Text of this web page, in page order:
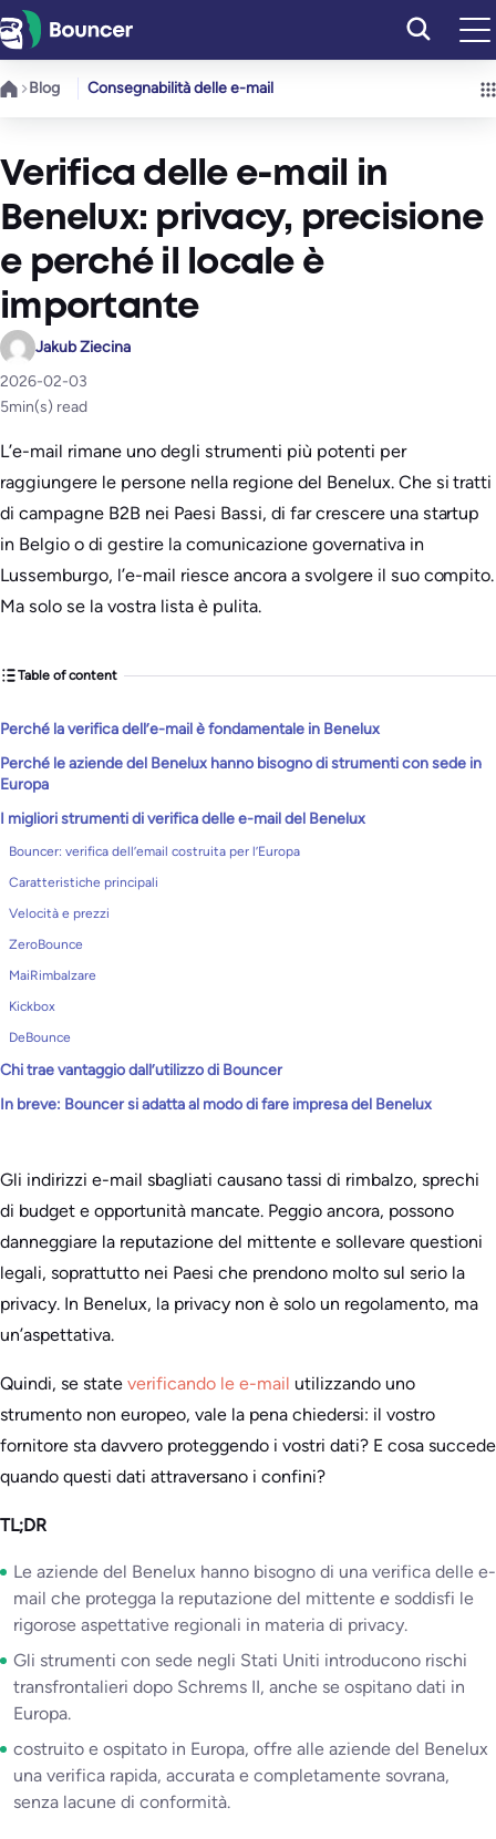
Vai
al
contenuto
Blog Consegnabilità delle e-mail
Verifica delle e-mail in
Benelux: privacy, precisione
e perché il locale è
importante
Jakub Ziecina
2026-02-03
5min(s) read
L’e-mail rimane uno degli strumenti più potenti per
raggiungere le persone nella regione del Benelux. Che si tratti
di campagne B2B nei Paesi Bassi, di far crescere una startup
in Belgio o di gestire la comunicazione governativa in
Lussemburgo, l’e-mail riesce ancora a svolgere il suo compito.
Ma solo se la vostra lista è pulita.
Table of content
Perché la verifica dell’e-mail è fondamentale in Benelux
Perché le aziende del Benelux hanno bisogno di strumenti con sede in
Europa
I migliori strumenti di verifica delle e-mail del Benelux
Bouncer: verifica dell’email costruita per l’Europa
Caratteristiche principali
Velocità e prezzi
ZeroBounce
MaiRimbalzare
Kickbox
DeBounce
Chi trae vantaggio dall’utilizzo di Bouncer
In breve: Bouncer si adatta al modo di fare impresa del Benelux
Gli indirizzi e-mail sbagliati causano tassi di rimbalzo, sprechi
di budget e opportunità mancate. Peggio ancora, possono
danneggiare la reputazione del mittente e sollevare questioni
legali, soprattutto nei Paesi che prendono molto sul serio la
privacy. In Benelux, la privacy non è solo un regolamento, ma
un’aspettativa.
Quindi, se state verificando le e-mail utilizzando uno
strumento non europeo, vale la pena chiedersi: il vostro
fornitore sta davvero proteggendo i vostri dati? E cosa succede
quando questi dati attraversano i confini?
TL;DR
Le aziende del Benelux hanno bisogno di una verifica delle e-
mail che protegga la reputazione del mittente e soddisfi le
rigorose aspettative regionali in materia di privacy.
Gli strumenti con sede negli Stati Uniti introducono rischi
transfrontalieri dopo Schrems II, anche se ospitano dati in
Europa.
costruito e ospitato in Europa, offre alle aziende del Benelux
una verifica rapida, accurata e completamente sovrana,
senza lacune di conformità.